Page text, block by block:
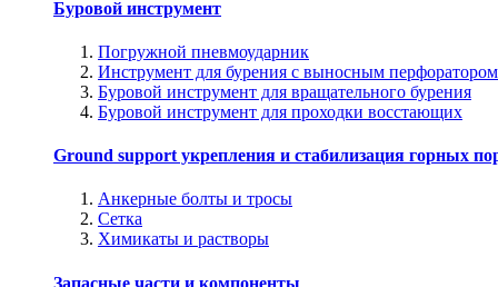
Буровой инструмент
Погружной пневмоударник
Инструмент для бурения с выносным перфоратором
Буровой инструмент для вращательного бурения
Буровой инструмент для проходки восстающих
Ground support укрепления и стабилизация горных
Анкерные болты и тросы
Сетка
Химикаты и растворы
Запасные части и компоненты